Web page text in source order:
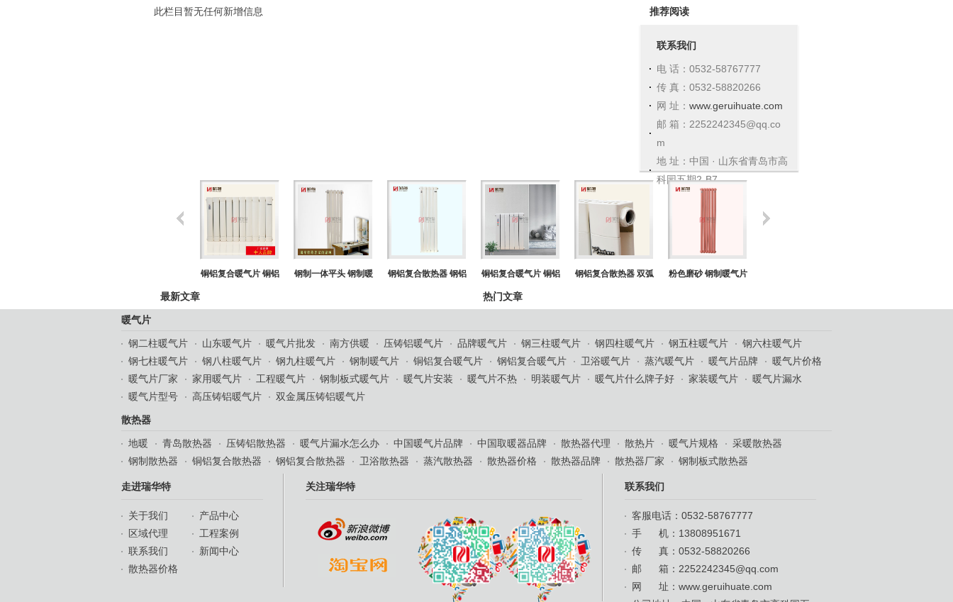
此栏目暂无任何新增信息 推荐阅读
联系我们
电 话：0532-58767777
传 真：0532-58820266
网 址： www.geruihuate.com
邮 箱：2252242345@qq.co
m
地 址：中国 · 山东省青岛市高
科园五期2-B7
铜铝复合暖气片 铜铝 钢制一体平头 钢制暖 钢铝复合散热器 钢铝 铜铝复合暖气片 铜铝 钢铝复合散热器 双弧 粉色磨砂 钢制暖气片
最新文章 热门文章
暖气片
钢二柱暖气片 山东暖气片 暖气片批发 南方供暖 压铸铝暖气片 品牌暖气片 钢三柱暖气片 钢四柱暖气片 钢五柱暖气片
钢六柱暖气片
钢七柱暖气片
钢八柱暖气片 钢九柱暖气片 钢制暖气片 铜铝复合暖气片 钢铝复合暖气片 卫浴暖气片 蒸汽暖气片 暖气片品牌
暖气片价格
暖气片厂家
家用暖气片 工程暖气片 钢制板式暖气片 暖气片安装 暖气片不热 明装暖气片 暖气片什么牌子好 家装暖气片
暖气片漏水
暖气片型号
高压铸铝暖气片 双金属压铸铝暖气片
散热器
地暖 青岛散热器 压铸铝散热器 暖气片漏水怎么办 中国暖气片品牌 中国取暖器品牌 散热器代理 散热片 暖气片规格
采暖散热器
钢制散热器
铜铝复合散热器 钢铝复合散热器 卫浴散热器 蒸汽散热器 散热器价格 散热器品牌 散热器厂家 钢制板式散热器
走进瑞华特
关于我们
产品中心
区域代理
工程案例
联系我们
新闻中心
散热器价格
关注瑞华特 联系我们
客服电话：0532-58767777
手 机：13808951671
传 真：0532-58820266
邮 箱：2252242345@qq.com
网 址： www.geruihuate.com